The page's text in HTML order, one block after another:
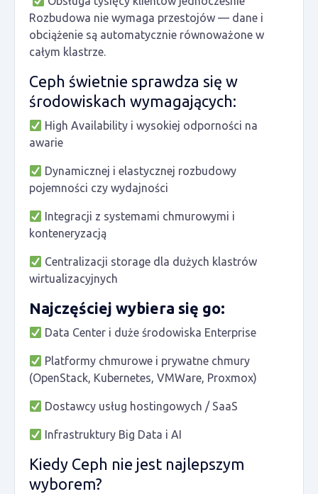
Rozbudowa nie wymaga przestojów — dane i
obciążenie są automatycznie równoważone w
całym klastrze.
Ceph świetnie sprawdza się w
środowiskach wymagających:
High Availability i wysokiej odporności na
awarie
Dynamicznej i elastycznej rozbudowy
pojemności czy wydajności
Integracji z systemami chmurowymi i
konteneryzacją
Centralizacji storage dla dużych klastrów
wirtualizacyjnych
Najczęściej wybiera się go:
Data Center i duże środowiska Enterprise
Platformy chmurowe i prywatne chmury
(OpenStack, Kubernetes, VMWare, Proxmox)
Dostawcy usług hostingowych / SaaS
Infrastruktury Big Data i AI
Kiedy Ceph nie jest najlepszym
wyborem?